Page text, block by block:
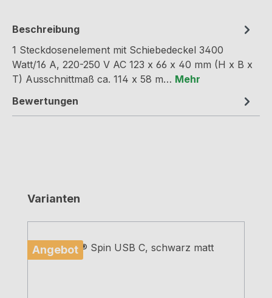
Beschreibung
1 Steckdosenelement mit Schiebedeckel 3400
Watt/16 A, 220-250 V AC 123 x 66 x 40 mm (H x B x
T) Ausschnittmaß ca. 114 x 58 m… Mehr
Bewertungen
Produktgalerie überspringen
Varianten
Angebot